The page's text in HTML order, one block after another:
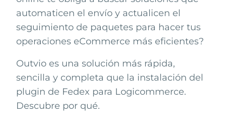
automaticen el envío y actualicen el
seguimiento de paquetes para hacer tus
operaciones eCommerce más eficientes?
Outvio es una solución más rápida,
sencilla y completa que la instalación del
plugin de Fedex para Logicommerce.
Descubre por qué.